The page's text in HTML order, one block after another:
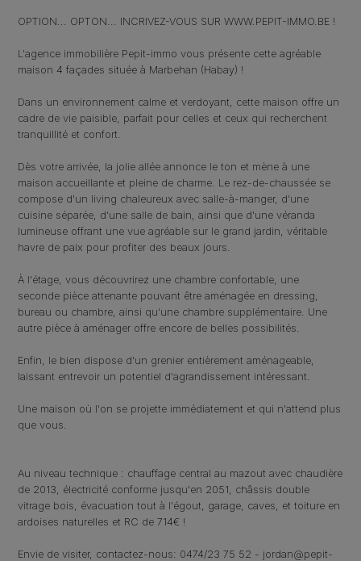
OPTION... OPTON... INCRIVEZ-VOUS SUR WWW.PEPIT-IMMO.BE !
L'agence immobilière Pepit-immo vous présente cette agréable
maison 4 façades située à Marbehan (Habay) !
Dans un environnement calme et verdoyant, cette maison offre un
cadre de vie paisible, parfait pour celles et ceux qui recherchent
tranquillité et confort.
Dès votre arrivée, la jolie allée annonce le ton et mène à une
maison accueillante et pleine de charme. Le rez-de-chaussée se
compose d'un living chaleureux avec salle-à-manger, d'une
cuisine séparée, d'une salle de bain, ainsi que d'une véranda
lumineuse offrant une vue agréable sur le grand jardin, véritable
havre de paix pour profiter des beaux jours.
À l'étage, vous découvrirez une chambre confortable, une
seconde pièce attenante pouvant être aménagée en dressing,
bureau ou chambre, ainsi qu'une chambre supplémentaire. Une
autre pièce à aménager offre encore de belles possibilités.
Enfin, le bien dispose d'un grenier entièrement aménageable,
laissant entrevoir un potentiel d'agrandissement intéressant.
Une maison où l'on se projette immédiatement et qui n'attend plus
que vous.
Au niveau technique : chauffage central au mazout avec chaudière
de 2013, électricité conforme jusqu'en 2051, châssis double
vitrage bois, évacuation tout à l'égout , garage, caves, et toiture en
ardoises naturelles et RC de 714€ !
Envie de visiter, contactez-nous: 0474/23 75 52 - jordan@pepit-